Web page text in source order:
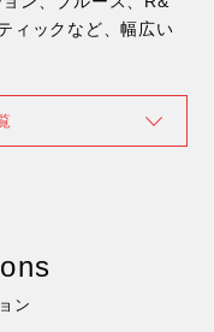
ィックなど、幅広い
ン